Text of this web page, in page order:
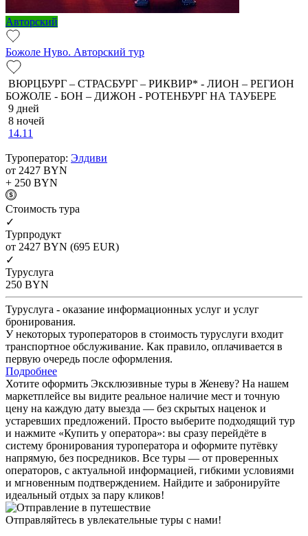
Авторский
Божоле Нуво. Авторский тур
ВЮРЦБУРГ – СТРАСБУРГ – РИКВИР* - ЛИОН – РЕГИОН
БОЖОЛЕ - БОН – ДИЖОН - РОТЕНБУРГ НА ТАУБЕРЕ
9 дней
8 ночей
14.11
Туроператор: Элдиви
от 2427 BYN
+ 250 BYN
Cтоимость тура
✓
Турпродукт
от 2427 BYN (695 EUR)
✓
Туруслуга
250 BYN
Туруслуга - оказание информационных услуг и услуг
бронирования.
У некоторых туроператоров в стоимость туруслуги входит
транспортное обслуживание. Как правило, оплачивается в
первую очередь после оформления.
Подробнее
Хотите оформить Эксклюзивные туры в Женеву? На нашем
маркетплейсе вы видите реальное наличие мест и точную
цену на каждую дату выезда — без скрытых наценок и
устаревших предложений. Просто выберите подходящий тур
и нажмите «Купить у оператора»: вы сразу перейдёте в
систему бронирования туроператора и оформите путёвку
напрямую, без посредников. Все туры — от проверенных
операторов, с актуальной информацией, гибкими условиями
и мгновенным подтверждением. Найдите и забронируйте
идеальный отдых за пару кликов!
Отправляйтесь в увлекательные туры с нами!